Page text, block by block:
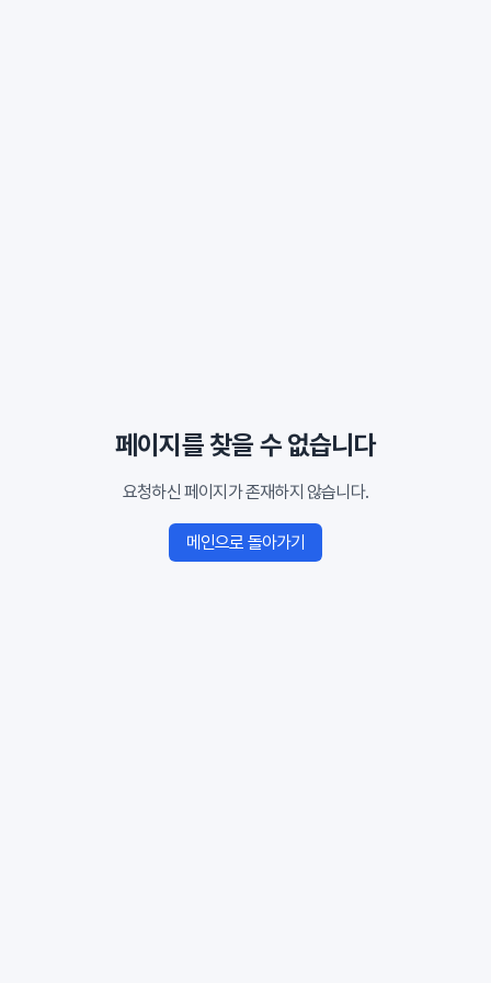
페이지를 찾을 수 없습니다
요청하신 페이지가 존재하지 않습니다.
메인으로 돌아가기